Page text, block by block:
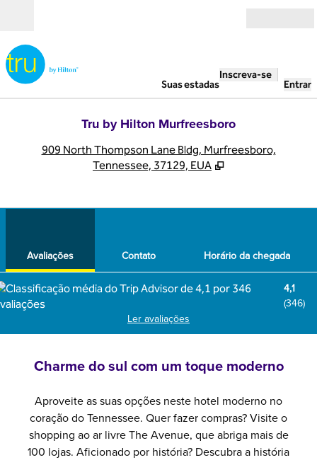
Suas estadas
Inscreva-se
Entrar
Tru by Hilton Murfreesboro
909 North Thompson Lane Bldg, Murfreesboro,
Tennessee, 37129, EUA
Avaliações Contato Horário da chegada
4,1
(346)
Ler avaliações
Charme do sul com um toque moderno
Aproveite as suas opções neste hotel moderno no
coração do Tennessee. Quer fazer compras? Visite o
shopping ao ar livre The Avenue, que abriga mais de
100 lojas. Aficionado por história? Descubra a história